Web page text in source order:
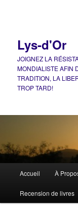
Lys-d'Or
JOIGNEZ LA
MONDIALISTE AFIN
TRADITION, LA
TROP TARD!
principal
Accueil À
Recension de livres